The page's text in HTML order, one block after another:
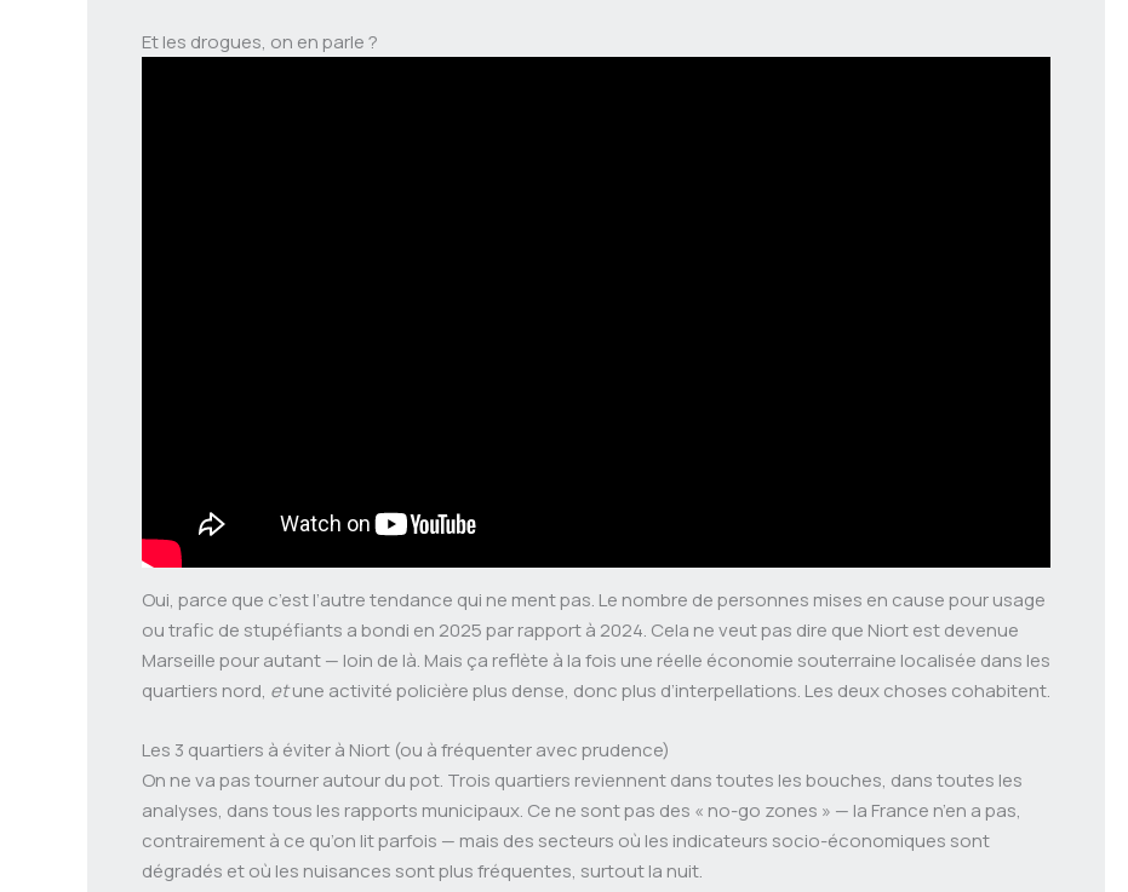
Et les drogues, on en parle ?
Oui, parce que c’est l’autre tendance qui ne ment pas. Le nombre de personnes mises en cause pour usage
ou trafic de stupéfiants a bondi en 2025 par rapport à 2024. Cela ne veut pas dire que Niort est devenue
Marseille pour autant — loin de là. Mais ça reflète à la fois une réelle économie souterraine localisée dans les
quartiers nord, etune activité policière plus dense, donc plus d’interpellations. Les deux choses cohabitent.
Les 3 quartiers à éviter à Niort (ou à fréquenter avec prudence)
On ne va pas tourner autour du pot. Trois quartiers reviennent dans toutes les bouches, dans toutes les
analyses, dans tous les rapports municipaux. Ce ne sont pas des « no-go zones » — la France n’en a pas,
contrairement à ce qu’on lit parfois — mais des secteurs où les indicateurs socio-économiques sont
dégradés et où les nuisances sont plus fréquentes, surtout la nuit.